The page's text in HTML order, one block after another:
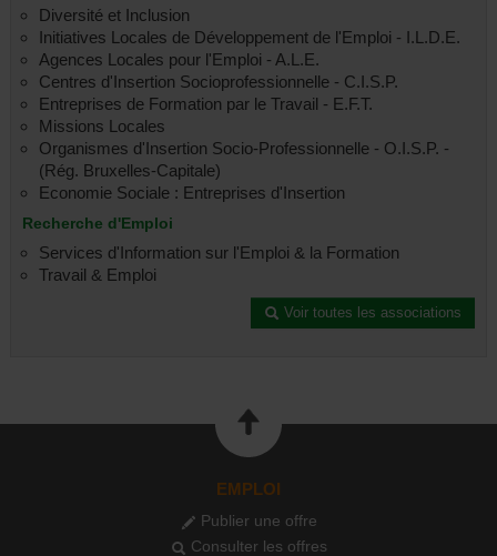
Diversité et Inclusion
Initiatives Locales de Développement de l'Emploi - I.L.D.E.
Agences Locales pour l'Emploi - A.L.E.
Centres d'Insertion Socioprofessionnelle - C.I.S.P.
Entreprises de Formation par le Travail - E.F.T.
Missions Locales
Organismes d'Insertion Socio-Professionnelle - O.I.S.P. -
(Rég. Bruxelles-Capitale)
Economie Sociale : Entreprises d'Insertion
Recherche d'Emploi
Services d'Information sur l'Emploi & la Formation
Travail & Emploi
Voir toutes les associations
EMPLOI
Publier une offre
Consulter les offres